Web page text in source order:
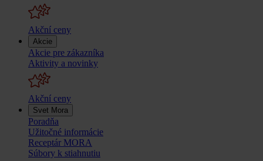
Akční ceny
Akcie
Akcie pre zákazníka
Aktivity a novinky
Akční ceny
Svet Mora
Poradňa
Užitočné informácie
Receptár MORA
Súbory k stiahnutiu